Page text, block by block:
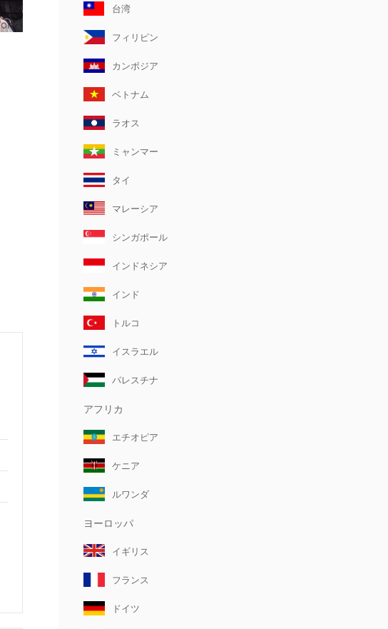
台湾
フィリピン
カンボジア
ベトナム
ラオス
ミャンマー
タイ
マレーシア
シンガポール
インドネシア
インド
トルコ
イスラエル
パレスチナ
アフリカ
エチオピア
ケニア
ルワンダ
ヨーロッパ
イギリス
フランス
ドイツ